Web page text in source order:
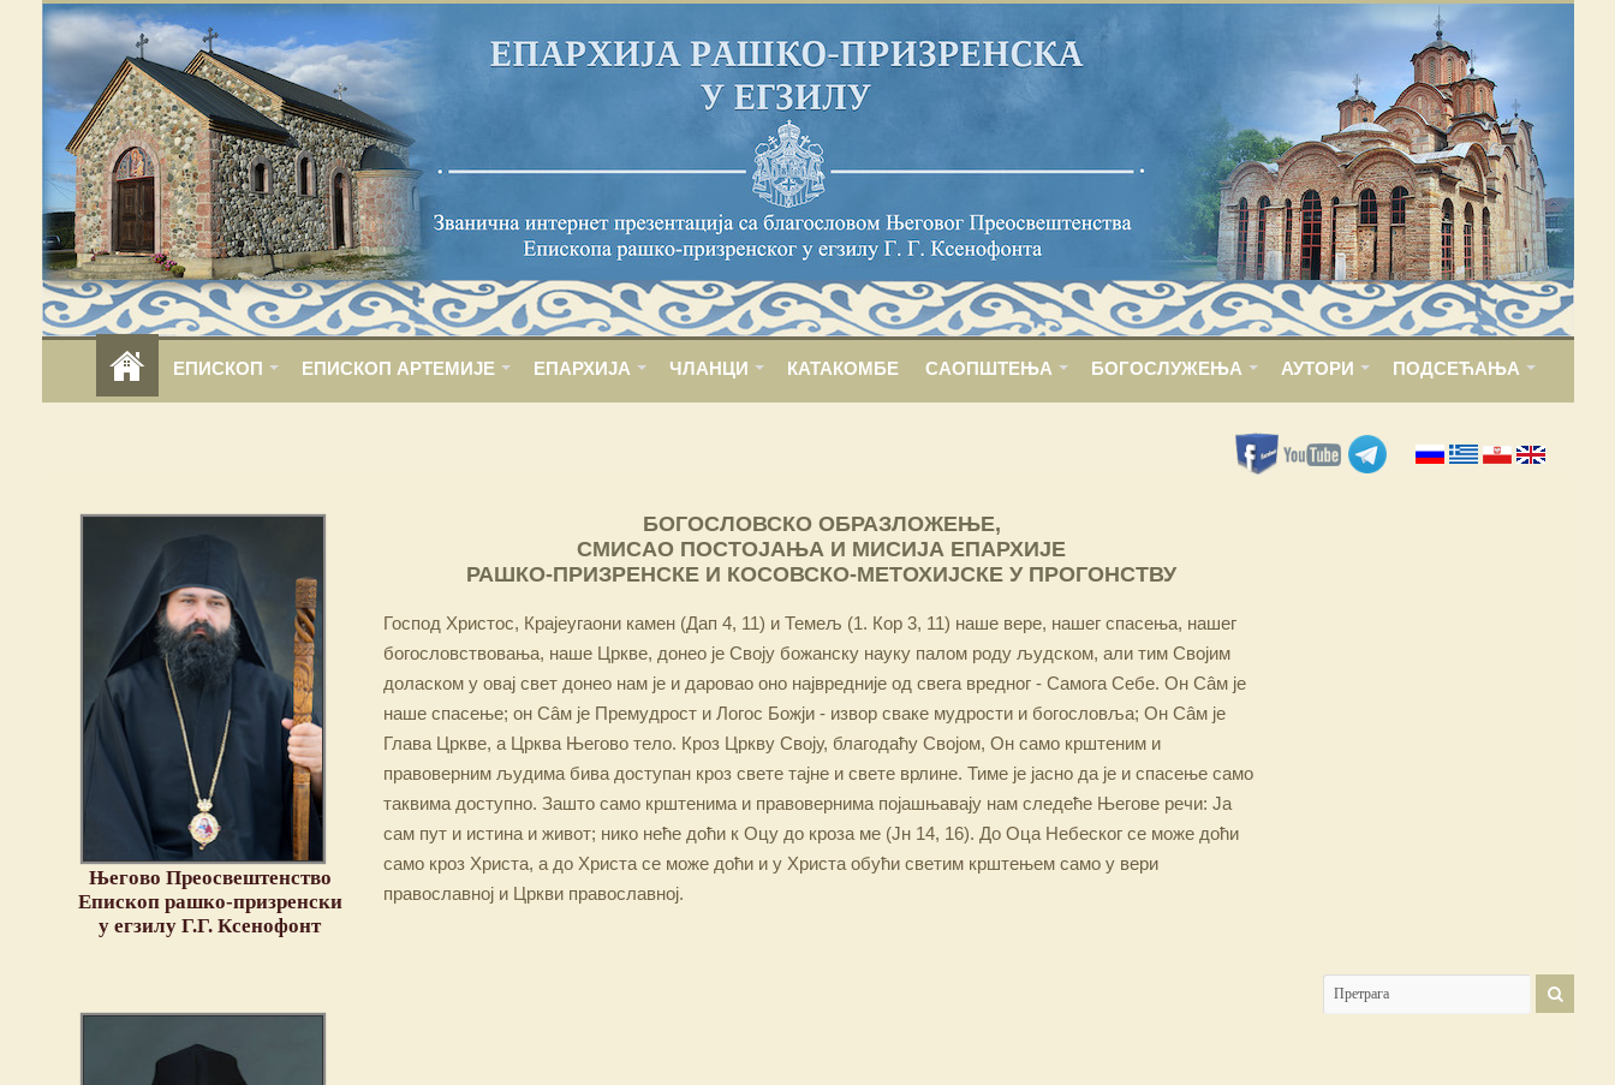
ЕПИСКОП ЕПИСКОП АРТЕМИЈЕ ЕПАРХИЈА ЧЛАНЦИ КАТАКОМБЕ САОПШТЕЊА БОГОСЛУЖЕЊА АУТОРИ ПОДСЕЋАЊА
Његово Преосвештенство
Епископ рашко-призренски
у егзилу Г.Г. Ксенофонт
БОГОСЛОВСКО ОБРАЗЛОЖЕЊЕ,
СМИСАО ПОСТОЈАЊА И МИСИЈА ЕПАРХИЈЕ
РАШКО-ПРИЗРЕНСКЕ И КОСОВСКО-МЕТОХИЈСКЕ У ПРОГОНСТВУ
Господ Христос, Крајеугаони камен (Дап 4, 11) и Темељ (1. Кор 3, 11) наше вере, нашег спасења, нашег
богословствовања, наше Цркве, донео је Своју божанску науку палом роду људском, али тим Својим
доласком у овај свет донео нам је и даровао оно највредније од свега вредног - Самога Себе. Он Сâм је
наше спасење; он Сâм је Премудрост и Логос Божји - извор сваке мудрости и богословља; Он Сâм је
Глава Цркве, а Црква Његово тело. Кроз Цркву Своју, благодаћу Својом, Он само крштеним и
правоверним људима бива доступан кроз свете тајне и свете врлине. Тиме је јасно да је и спасење само
таквима доступно. Зашто само крштенима и правовернима појашњавају нам следеће Његове речи: Ја
сам пут и истина и живот; нико неће доћи к Оцу до кроза ме (Јн 14, 16). До Оца Небеског се може доћи
само кроз Христа, а до Христа се може доћи и у Христа обући светим крштењем само у вери
православној и Цркви православној.